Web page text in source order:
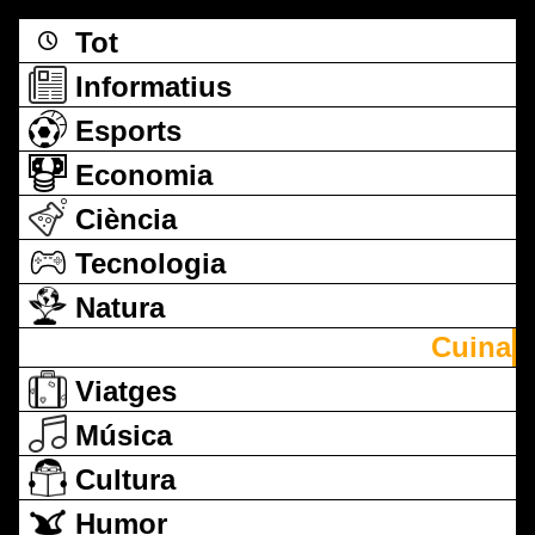
Tot
Informatius
Esports
Economia
Ciència
Tecnologia
Natura
Cuina
Viatges
Música
Cultura
Humor